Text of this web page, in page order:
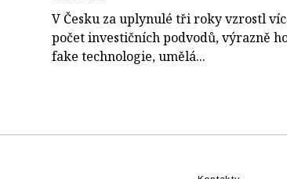
V Česku za uplynulé tři roky vzrostl
počet investičních podvodů, výrazně
fake technologie, umělá...